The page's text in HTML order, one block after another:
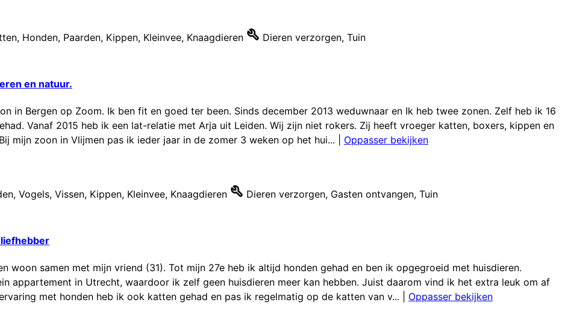
, Honden, Paarden, Kippen, Kleinvee, Knaagdieren Dieren verzorgen, Tuin
en natuur.
in Bergen op Zoom. Ik ben fit en goed ter been. Sinds december 2013 weduwnaar en Ik heb twee zonen. Zelf heb ik 16
Vanaf 2015 heb ik een lat-relatie met Arja uit Leiden. Wij zijn niet rokers. Zij heeft vroeger katten, boxers, kippen en
mijn zoon in Vlijmen pas ik ieder jaar in de zomer 3 weken op het hui...
Oppasser bekijken
, Vogels, Vissen, Kippen, Kleinvee, Knaagdieren Dieren verzorgen, Gasten ontvangen, Tuin
woon samen met mijn vriend (31). Tot mijn 27e heb ik altijd honden gehad en ben ik opgegroeid met huisdieren.
appartement in Utrecht, waardoor ik zelf geen huisdieren meer kan hebben. Juist daarom vind ik het extra leuk om af
met honden heb ik ook katten gehad en pas ik regelmatig op de katten van v...
Oppasser bekijken